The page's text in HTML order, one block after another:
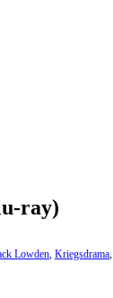
ray)
Lowden, Kriegsdrama,